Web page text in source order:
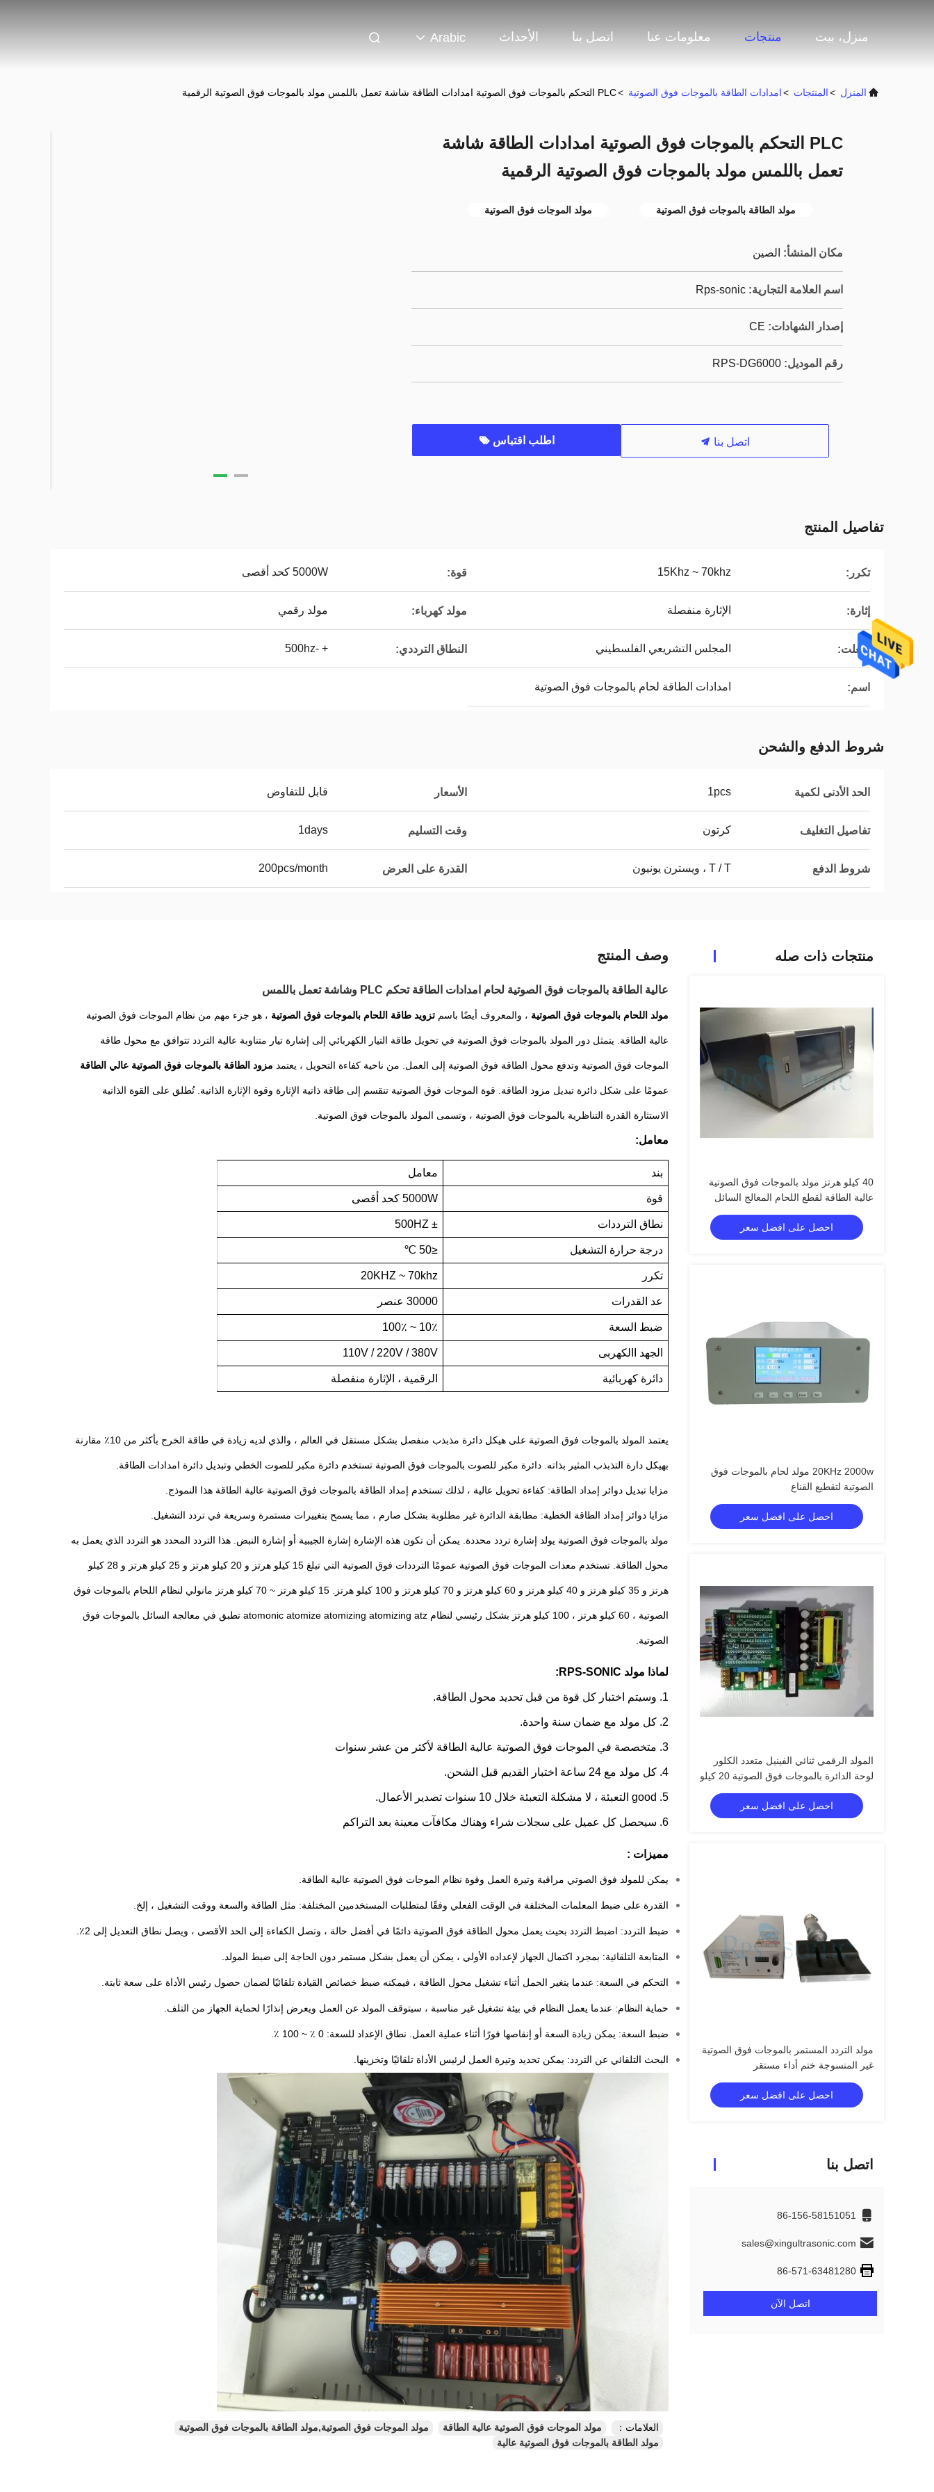
منزل، بيت منتجات معلومات عنا اتصل بنا الأحداث Arabic
المنزل >المنتجات >امدادات الطاقة بالموجات فوق الصوتية >PLC التحكم بالموجات فوق الصوتية امدادات الطاقة شاشة تعمل باللمس مولد بالموجات فوق الصوتية الرقمية
PLC التحكم بالموجات فوق الصوتية امدادات الطاقة شاشة
تعمل باللمس مولد بالموجات فوق الصوتية الرقمية
مولد الطاقة بالموجات فوق الصوتية مولد الموجات فوق الصوتية
مكان المنشأ: الصين
اسم العلامة التجارية: Rps-sonic
إصدار الشهادات: CE
رقم الموديل: RPS-DG6000
اتصل بنا اطلب اقتباس
تفاصيل المنتج
تكرر: 15Khz ~ 70khz قوة: 5000W كحد أقصى
إثارة: الإثارة منفصلة مولد كهرباء: مولد رقمي
شغلت: المجلس التشريعي الفلسطيني النطاق الترددي: + -500hz
اسم: امدادات الطاقة لحام بالموجات فوق الصوتية
شروط الدفع والشحن
الحد الأدنى لكمية 1pcs الأسعار قابل للتفاوض
تفاصيل التغليف كرتون وقت التسليم 1days
شروط الدفع T / T ، ويسترن يونيون القدرة على العرض 200pcs/month
منتجات ذات صله
40 كيلو هرتز مولد بالموجات فوق الصوتية
عالية الطاقة لقطع اللحام المعالج السائل
احصل على افضل سعر
20KHz 2000w مولد لحام بالموجات فوق
الصوتية لتقطيع القناع
احصل على افضل سعر
المولد الرقمي ثنائي الفينيل متعدد الكلور
لوحة الدائرة بالموجات فوق الصوتية 20 كيلو
هرتز المحمولة
احصل على افضل سعر
مولد التردد المستمر بالموجات فوق الصوتية
غير المنسوجة ختم أداء مستقر
احصل على افضل سعر
اتصل بنا
86-156-58151051
sales@xingultrasonic.com
86-571-63481280
اتصل الآن
وصف المنتج
عالية الطاقة بالموجات فوق الصوتية لحام امدادات الطاقة تحكم PLC وشاشة تعمل باللمس
مولد اللحام بالموجات فوق الصوتية ، والمعروف أيضًا باسم تزويد طاقة اللحام بالموجات فوق الصوتية ، هو جزء مهم من نظام الموجات فوق الصوتية
عالية الطاقة. يتمثل دور المولد بالموجات فوق الصوتية في تحويل طاقة التيار الكهربائي إلى إشارة تيار متناوبة عالية التردد تتوافق مع محول طاقة
الموجات فوق الصوتية وتدفع محول الطاقة فوق الصوتية إلى العمل. من ناحية كفاءة التحويل ، يعتمد مزود الطاقة بالموجات فوق الصوتية عالي الطاقة
عمومًا على شكل دائرة تبديل مزود الطاقة. قوة الموجات فوق الصوتية تنقسم إلى طاقة ذاتية الإثارة وقوة الإثارة الذاتية. تُطلق على القوة الذاتية
الاستثارة القدرة التناظرية بالموجات فوق الصوتية ، وتسمى المولد بالموجات فوق الصوتية.
معامل:
بند معامل
قوة 5000W كحد أقصى
نطاق الترددات ± 500HZ
درجة حرارة التشغيل ≤50 ℃
تكرر 20KHZ ~ 70khz
عد القدرات 30000 عنصر
ضبط السعة 10٪ ~ 100٪
الجهد االكهربى 110V / 220V / 380V
دائرة كهربائية الرقمية ، الإثارة منفصلة
يعتمد المولد بالموجات فوق الصوتية على هيكل دائرة مذبذب منفصل بشكل مستقل في العالم ، والذي لديه زيادة في طاقة الخرج بأكثر من 10٪ مقارنة
بهيكل دارة التذبذب المثير بذاته. دائرة مكبر للصوت بالموجات فوق الصوتية تستخدم دائرة مكبر للصوت الخطي وتبديل دائرة امدادات الطاقة.
مزايا تبديل دوائر إمداد الطاقة: كفاءة تحويل عالية ، لذلك تستخدم إمداد الطاقة بالموجات فوق الصوتية عالية الطاقة هذا النموذج.
مزايا دوائر إمداد الطاقة الخطية: مطابقة الدائرة غير مطلوبة بشكل صارم ، مما يسمح بتغييرات مستمرة وسريعة في تردد التشغيل.
مولد بالموجات فوق الصوتية يولد إشارة تردد محددة. يمكن أن تكون هذه الإشارة إشارة الجيبية أو إشارة النبض. هذا التردد المحدد هو التردد الذي يعمل به
محول الطاقة. تستخدم معدات الموجات فوق الصوتية عمومًا الترددات فوق الصوتية التي تبلغ 15 كيلو هرتز و 20 كيلو هرتز و 25 كيلو هرتز و 28 كيلو
هرتز و 35 كيلو هرتز و 40 كيلو هرتز و 60 كيلو هرتز و 70 كيلو هرتز و 100 كيلو هرتز. 15 كيلو هرتز ~ 70 كيلو هرتز مانولي لنظام اللحام بالموجات فوق
الصوتية ، 60 كيلو هرتز ، 100 كيلو هرتز بشكل رئيسي لنظام atomonic atomize atomizing atomizing atz تطبق في معالجة السائل بالموجات فوق
الصوتية.
لماذا مولد RPS-SONIC:
1. وسيتم اختبار كل قوة من قبل تحديد محول الطاقة.
2. كل مولد مع ضمان سنة واحدة.
3. متخصصة في الموجات فوق الصوتية عالية الطاقة لأكثر من عشر سنوات
4. كل مولد مع 24 ساعة اختبار القديم قبل الشحن.
5. good التعبئة ، لا مشكلة التعبئة خلال 10 سنوات تصدير الأعمال.
6. سيحصل كل عميل على سجلات شراء وهناك مكافآت معينة بعد التراكم
مميزات :
يمكن للمولد فوق الصوتي مراقبة وتيرة العمل وقوة نظام الموجات فوق الصوتية عالية الطاقة.
القدرة على ضبط المعلمات المختلفة في الوقت الفعلي وفقًا لمتطلبات المستخدمين المختلفة: مثل الطاقة والسعة ووقت التشغيل ، إلخ.
ضبط التردد: اضبط التردد بحيث يعمل محول الطاقة فوق الصوتية دائمًا في أفضل حالة ، وتصل الكفاءة إلى الحد الأقصى ، ويصل نطاق التعديل إلى 2٪.
المتابعة التلقائية: بمجرد اكتمال الجهاز لإعداده الأولي ، يمكن أن يعمل بشكل مستمر دون الحاجة إلى ضبط المولد.
التحكم في السعة: عندما يتغير الحمل أثناء تشغيل محول الطاقة ، فيمكنه ضبط خصائص القيادة تلقائيًا لضمان حصول رئيس الأداة على سعة ثابتة.
حماية النظام: عندما يعمل النظام في بيئة تشغيل غير مناسبة ، سيتوقف المولد عن العمل ويعرض إنذارًا لحماية الجهاز من التلف.
ضبط السعة: يمكن زيادة السعة أو إنقاصها فورًا أثناء عملية العمل. نطاق الإعداد للسعة: 0 ٪ ~ 100 ٪.
البحث التلقائي عن التردد: يمكن تحديد وتيرة العمل لرئيس الأداة تلقائيًا وتخزينها.
العلامات： مولد الموجات فوق الصوتية عالية الطاقة
مولد الموجات فوق الصوتية,مولد الطاقة بالموجات فوق الصوتية
مولد الطاقة بالموجات فوق الصوتية عالية